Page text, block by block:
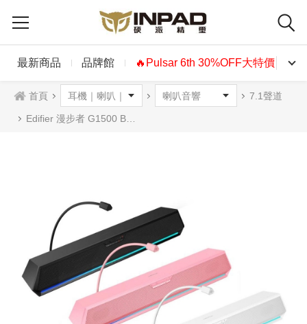
最新商品 品牌館 🔥Pulsar 6th 30%OFF大特價🔥
首頁 7.1聲道
Edifier 漫步者 G1500 BAR迷你聲霸藍牙喇叭G1500BAR